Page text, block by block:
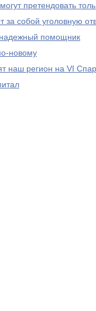
претендовать
собой уголовную
помощник
новому
наш регион на VI